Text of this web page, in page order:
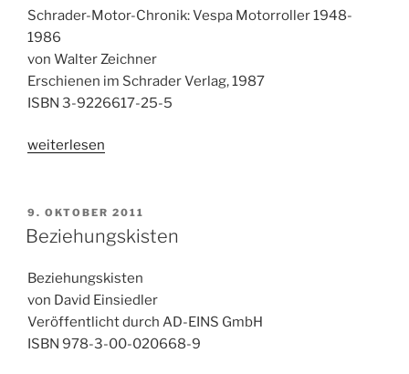
Schrader-Motor-Chronik: Vespa Motorroller 1948-
1986
von Walter Zeichner
Erschienen im Schrader Verlag, 1987
ISBN 3-9226617-25-5
„Schrader
Vespa
Motorroller“
weiterlesen
VERÖFFENTLICHT
AM
9. OKTOBER 2011
Beziehungskisten
Beziehungskisten
von David Einsiedler
Veröffentlicht durch AD-EINS GmbH
ISBN 978-3-00-020668-9